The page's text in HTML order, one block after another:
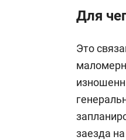
Для
Это
заезда